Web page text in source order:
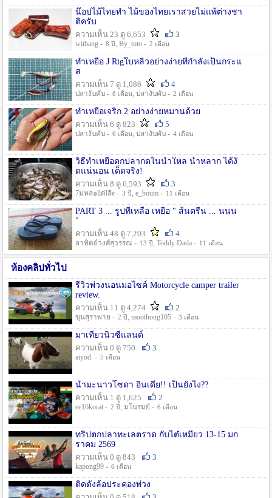
น๊อปไม้ไทยทำ ไม้ของไทยเราสวยไม่แพ้ต่างชา
ติครับ
ความเห็น 23 ดู 6,653
3
witbang - 8 ปี , By_toto - 2 เดือน
ทำเหยื่อ J Rigใบหลิวอย่างง่ายที่กำลังเป็นกระแ
ส
ความเห็น 7 ดู 1,086
4
ปลางับคับ - 8 เดือน, ปลางับคับ - 2 เดือน
ทำเหยื่อเจริก 2 อย่างง่ายหมานด้วย
ความเห็น 6 ดู 823
5
ปลางับคับ - 6 เดือน, ปลางับคับ - 4 เดือน
วิธีทำเหยื่อตกปลากดในน้ำใหล น้ำหลาก ได้งั
ดแน่นอน เด็ดจริง!
ความเห็น 8 ดู 6,593
3
7ม่หล่๑llต่lลีe - 3 ปี , e_boum - 11 เดือน
PART 3 ... รูปที่เหลือ เหยื่อ " ส้นตรีน ... นนน
"
ความเห็น 48 ดู 7,203
4
อาทิตย์วงศ์สุวรรณ - 13 ปี , Toddy Dada - 11 เดือน
ห้องคลิปทั่วไป
รีวิวพ่วงนอนมอไซค์ Motorcycle camper trailer
review.
ความเห็น 11 ดู 4,274
2
ขุนสุราพ่าย - 2 ปี , moothong105 - 3 เดือน
มาเที่ยวนิวซีแลนด์
ความเห็น 0 ดู 750
3
aiyod. - 5 เดือน
น้ำมะนาวโซดา อินเดีย!! เป็นยังไง??
ความเห็น 1 ดู 1,625
2
ee16korat - 2 ปี , มโนรมย์ - 6 เดือน
ทริปตกปลาทะเลตราด กับไต๋เหมี่ยว 13-15 มก
ราคม 2569
ความเห็น 0 ดู 843
3
kapong99 - 6 เดือน
ติดตั้งล้อประคองพ่วง